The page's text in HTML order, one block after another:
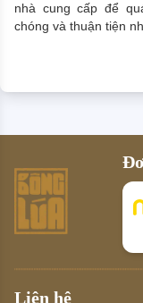
nhà cung cấp để
chóng và thuận tiện
Liên hệ